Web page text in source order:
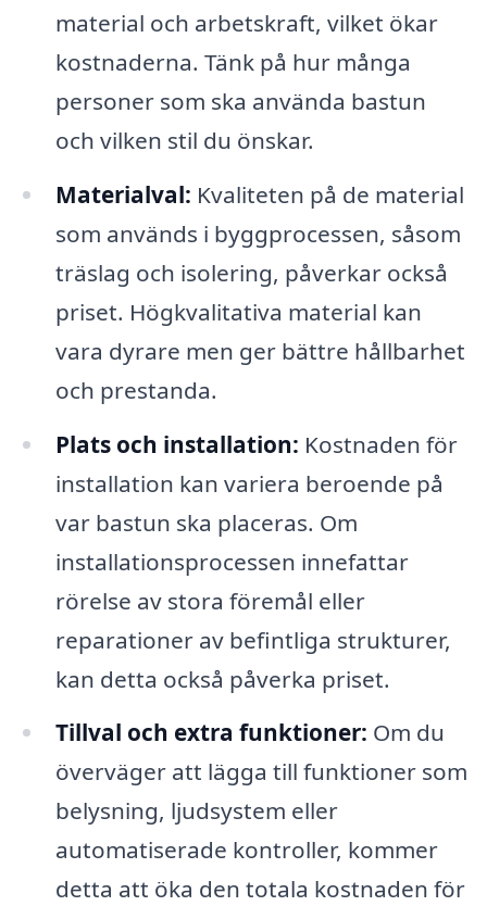
material och arbetskraft, vilket ökar
kostnaderna. Tänk på hur många
personer som ska använda bastun
och vilken stil du önskar.
Materialval: Kvaliteten på de material
som används i byggprocessen, såsom
träslag och isolering, påverkar också
priset. Högkvalitativa material kan
vara dyrare men ger bättre hållbarhet
och prestanda.
Plats och installation: Kostnaden för
installation kan variera beroende på
var bastun ska placeras. Om
installationsprocessen innefattar
rörelse av stora föremål eller
reparationer av befintliga strukturer,
kan detta också påverka priset.
Tillval och extra funktioner: Om du
överväger att lägga till funktioner som
belysning, ljudsystem eller
automatiserade kontroller, kommer
detta att öka den totala kostnaden för